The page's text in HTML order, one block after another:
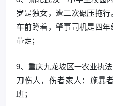
岁是独女，遭二次碾压拖
车前蹲着，肇事司机是四
带走；
9、重庆九龙坡区一农业执
刀伤人，伤者家人：施暴
班；